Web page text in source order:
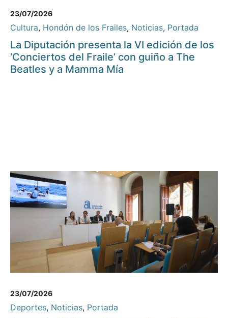
23/07/2026
Cultura, Hondón de los Frailes, Noticias, Portada
La Diputación presenta la VI edición de los
‘Conciertos del Fraile’ con guiño a The
Beatles y a Mamma Mía
23/07/2026
Deportes, Noticias, Portada